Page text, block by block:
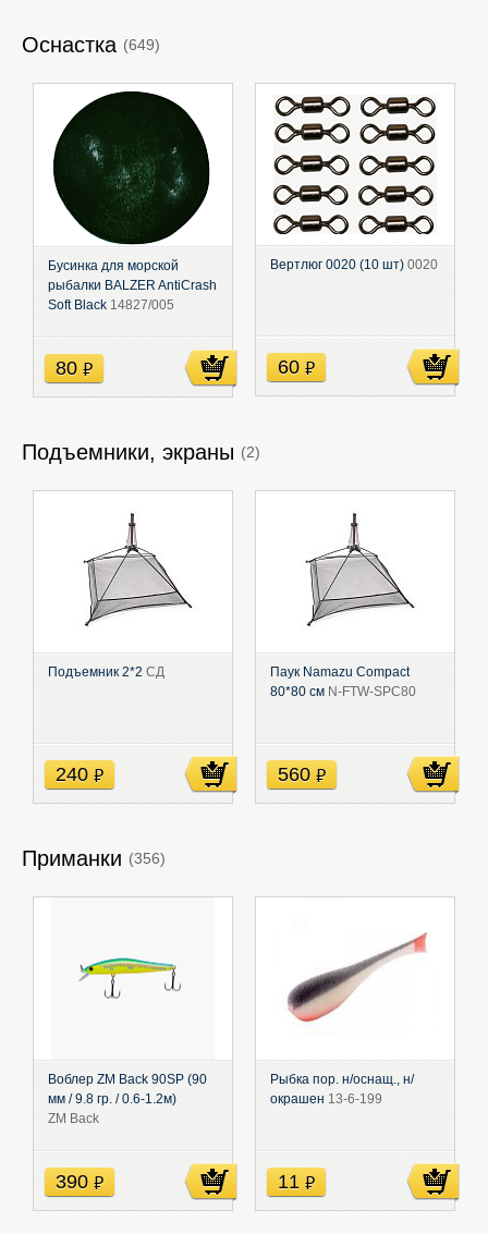
Оснастка (649)
Бусинка для морской
рыбалки BALZER AntiCrash
Soft Black 14827/005
80 руб
Вертлюг 0020 (10 шт) 0020
60 руб
Подъемники, экраны (2)
Подъемник 2*2 СД
240 руб
Паук Namazu Compact
80*80 см N-FTW-SPC80
560 руб
Приманки (356)
Воблер ZM Back 90SP (90
мм / 9.8 гр. / 0.6-1.2м)
ZM Back
390 руб
Рыбка пор. н/оснащ., н/
окрашен 13-6-199
11 руб